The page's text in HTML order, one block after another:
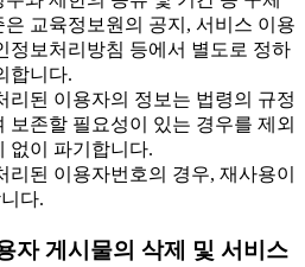
은 교육정보원의 공지, 서비스 이용
정보처리방침 등에서 별도로 정하
합니다.
된 이용자의 정보는 법령의 규정
보존할 필요성이 있는 경우를 제외
없이 파기합니다.
된 이용자번호의 경우, 재사용이
다.
자 게시물의 삭제 및 서비스